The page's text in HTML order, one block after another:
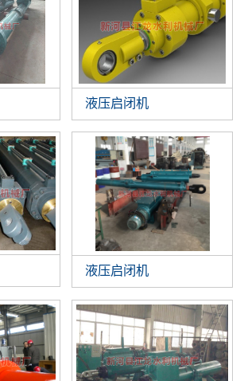
液压启闭机
液压启闭机